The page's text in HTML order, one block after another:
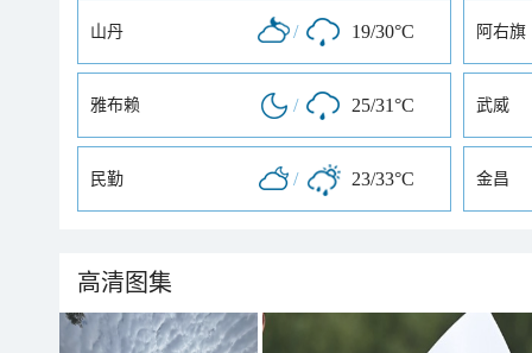
山丹 / 19/30°C 阿右旗
雅布赖 / 25/31°C 武威
民勤 / 23/33°C 金昌
高清图集